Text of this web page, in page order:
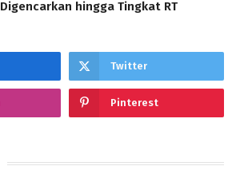
Digencarkan hingga Tingkat RT
Twitter
Pinterest